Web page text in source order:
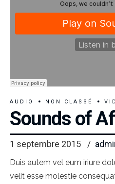
AUDIO NON CLASSÉ
Sounds of
1 septembre 2015
Duis autem vel eum iriure
velit esse molestie